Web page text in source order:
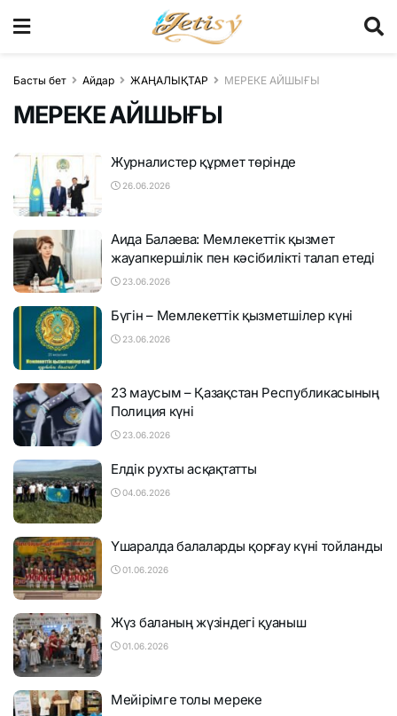
Басты бет Айдар ЖАҢАЛЫҚТАР МЕРЕКЕ АЙШЫҒЫ
МЕРЕКЕ АЙШЫҒЫ
Журналистер құрмет төрінде
26.06.2026
Аида Балаева: Мемлекеттік қызмет
жауапкершілік пен кәсібилікті талап етеді
23.06.2026
Бүгін – Мемлекеттік қызметшілер күні
23.06.2026
23 маусым – Қазақстан Республикасының
Полиция күні
23.06.2026
Елдік рухты асқақтатты
04.06.2026
Үшаралда балаларды қорғау күні тойланды
01.06.2026
Жүз баланың жүзіндегі қуаныш
01.06.2026
Мейірімге толы мереке